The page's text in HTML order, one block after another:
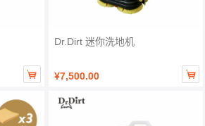

Dr.Dirt 迷你洗地机
¥7,500.00 